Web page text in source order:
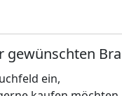
gewünschten
ein,